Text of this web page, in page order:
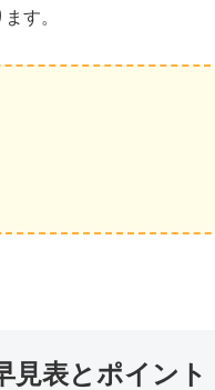
す。
見表とポイント